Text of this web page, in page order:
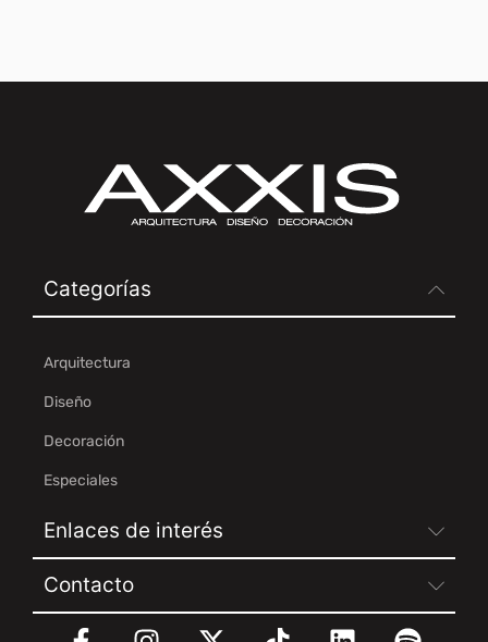
Categorías
Arquitectura
Diseño
Decoración
Especiales
Enlaces de interés
Contacto